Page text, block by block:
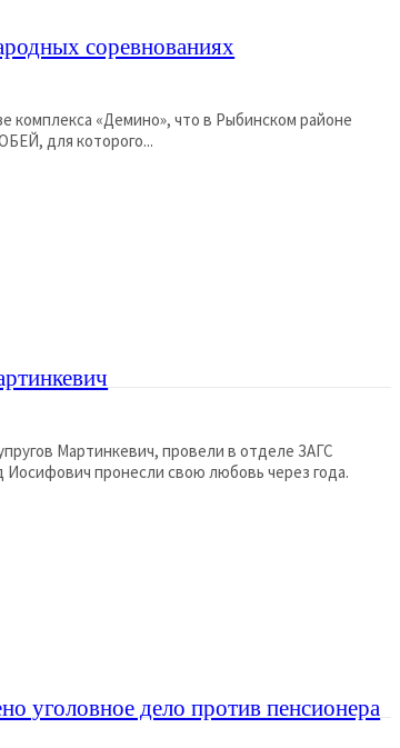
соревнованиях
комплекса «Демино», что в Рыбинском районе
ВОРОБЕЙ, для которого...
Мартинкевич, провели в отделе ЗАГС
пронесли свою любовь через года.
уголовное дело против пенсионера